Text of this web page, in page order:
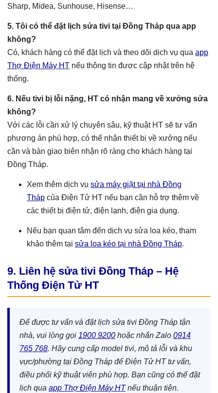
Sharp, Midea, Sunhouse, Hisense…
5. Tôi có thể đặt lịch sửa tivi tại Đồng Tháp qua app
không?
Có, khách hàng có thể đặt lịch và theo dõi dịch vụ qua app
Thợ Điện Máy HT nếu thông tin được cập nhật trên hệ
thống.
6. Nếu tivi bị lỗi nặng, HT có nhận mang về xưởng sửa
không?
Với các lỗi cần xử lý chuyên sâu, kỹ thuật HT sẽ tư vấn
phương án phù hợp, có thể nhận thiết bị về xưởng nếu
cần và bàn giao biên nhận rõ ràng cho khách hàng tại
Đồng Tháp.
Xem thêm dịch vụ sửa máy giặt tại nhà Đồng
Tháp của Điện Tử HT nếu bạn cần hỗ trợ thêm về
các thiết bị điện tử, điện lạnh, điện gia dụng.
Nếu bạn quan tâm đến dịch vụ sửa loa kéo, tham
khảo thêm tại sửa loa kéo tại nhà Đồng Tháp.
9. Liên hệ sửa tivi Đồng Tháp – Hệ
Thống Điện Tử HT
Để được tư vấn và đặt lịch sửa tivi Đồng Tháp tận
nhà, vui lòng gọi 1900 9200 hoặc nhắn Zalo 0914
765 768. Hãy cung cấp model tivi, mô tả lỗi và khu
vực/phường tại Đồng Tháp để Điện Tử HT tư vấn,
điều phối kỹ thuật viên phù hợp. Bạn cũng có thể đặt
lịch qua app Thợ Điện Máy HTnếu thuận tiện.